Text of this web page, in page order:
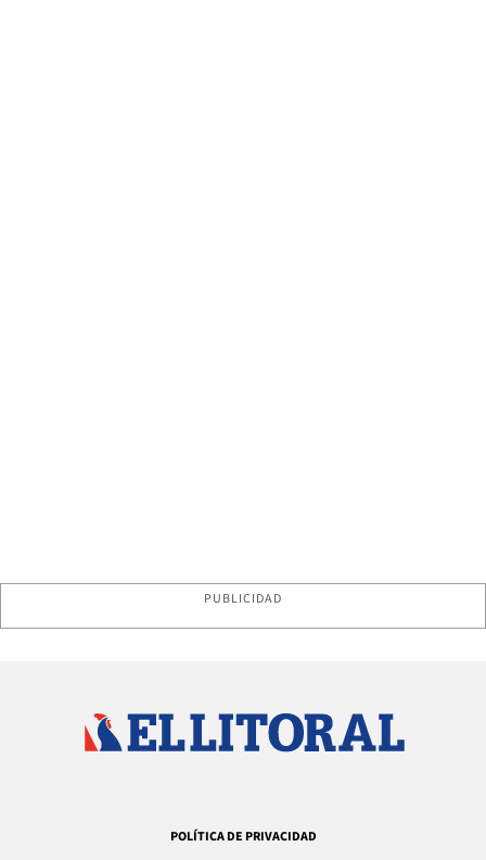
PUBLICIDAD
POLÍTICA DE PRIVACIDAD